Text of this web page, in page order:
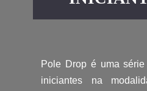
Pole Drop é uma
iniciantes na